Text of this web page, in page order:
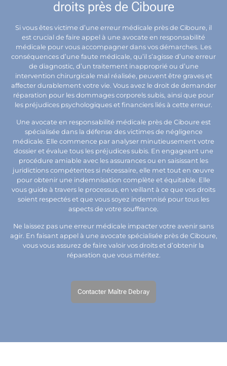
droits près de Ciboure
Si vous êtes victime d’une erreur médicale près de Ciboure, il
est crucial de faire appel à une avocate en responsabilité
médicale pour vous accompagner dans vos démarches. Les
conséquences d’une faute médicale, qu’il s’agisse d’une erreur
de diagnostic, d’un traitement inapproprié ou d’une
intervention chirurgicale mal réalisée, peuvent être graves et
affecter durablement votre vie. Vous avez le droit de demander
réparation pour les dommages corporels subis, ainsi que pour
les préjudices psychologiques et financiers liés à cette erreur.
Une avocate en responsabilité médicale près de Ciboure est
spécialisée dans la défense des victimes de négligence
médicale. Elle commence par analyser minutieusement votre
dossier et évalue tous les préjudices subis. En engageant une
procédure amiable avec les assurances ou en saisissant les
juridictions compétentes si nécessaire, elle met tout en œuvre
pour obtenir une indemnisation complète et équitable. Elle
vous guide à travers le processus, en veillant à ce que vos droits
soient respectés et que vous soyez indemnisé pour tous les
aspects de votre souffrance.
Ne laissez pas une erreur médicale impacter votre avenir sans
agir. En faisant appel à une avocate spécialisée près de Ciboure,
vous vous assurez de faire valoir vos droits et d’obtenir la
réparation que vous méritez.
Contacter Maître Debray